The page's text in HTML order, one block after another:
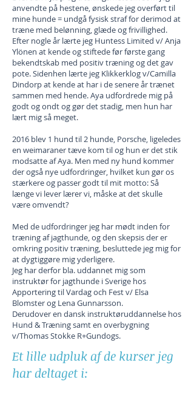
anvendte på hestene, ønskede jeg overført til
mine hunde = undgå fysisk straf for derimod at
træne med belønning, glæde og frivillighed.
Efter nogle år lærte jeg Huntess Limited v/ Anja
Ylönen at kende og stiftede før første gang
bekendtskab med positiv træning og det gav
pote. Sidenhen lærte jeg Klikkerklog v/Camilla
Dindorp at kende at har i de senere år trænet
sammen med hende. Aya udfordrede mig på
godt og ondt og gør det stadig, men hun har
lært mig så meget.
2016 blev 1 hund til 2 hunde, Porsche, ligeledes
en weimaraner tæve kom til og hun er det stik
modsatte af Aya. Men med ny hund kommer
der også nye udfordringer, hvilket kun gør os
stærkere og passer godt til mit motto: Så
længe vi lever lærer vi, måske at det skulle
være omvendt?
Med de udfordringer jeg har mødt inden for
træning af jagthunde, og den skepsis der er
omkring positiv træning, besluttede jeg mig for
at dygtiggøre mig yderligere.
Jeg har derfor bla. uddannet mig som
instruktør for jagthunde i Sverige hos
Apportering til Vardag och Fest v/ Elsa
Blomster og Lena Gunnarsson.
Derudover en dansk instruktøruddannelse hos
Hund & Træning samt en overbygning
v/Thomas Stokke R+Gundogs.
Et lille udpluk af de kurser jeg
har deltaget i: